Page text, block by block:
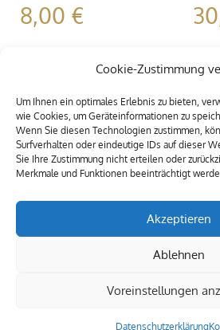
Cookie-Zustimmung
Um Ihnen ein optimales Erlebnis zu bieten,
wie Cookies, um Geräteinformationen zu
Wenn Sie diesen Technologien zustimmen,
Surfverhalten oder eindeutige IDs auf dieser
Sie Ihre Zustimmung nicht erteilen oder
Merkmale und Funktionen beeinträchtigt
Akzeptieren
Ablehnen
Voreinstellungen
Datenschutzerklärung
8,00 €